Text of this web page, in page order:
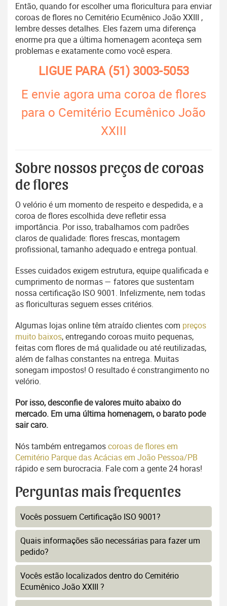
Então, quando for escolher uma floricultura para enviar
coroas de flores no Cemitério Ecumênico João XXIII ,
lembre desses detalhes. Eles fazem uma diferença
enorme pra que a última homenagem aconteça sem
problemas e exatamente como você espera.
LIGUE PARA(51) 3003-5053
E envie agora uma coroa de flores
para o Cemitério Ecumênico João
XXIII
Sobre nossos preços de coroas
de flores
O velório é um momento de respeito e despedida, e a
coroa de flores escolhida deve refletir essa
importância. Por isso, trabalhamos com padrões
claros de qualidade: flores frescas, montagem
profissional, tamanho adequado e entrega pontual.
Esses cuidados exigem estrutura, equipe qualificada e
cumprimento de normas — fatores que sustentam
nossa certificação ISO 9001. Infelizmente, nem todas
as floriculturas seguem esses critérios.
Algumas lojas online têm atraído clientes com preços
muito baixos, entregando coroas muito pequenas,
feitas com flores de má qualidade ou até reutilizadas,
além de falhas constantes na entrega. Muitas
sonegam impostos! O resultado é constrangimento no
velório.
Por isso, desconfie de valores muito abaixo do
mercado. Em uma última homenagem, o barato pode
sair caro.
Nós também entregamoscoroas de flores em
Cemitério Parque das Acácias em João Pessoa/PB
rápido e sem burocracia. Fale com a gente 24 horas!
Perguntas mais frequentes
Vocês possuem Certificação ISO 9001?
Quais informações são necessárias para fazer um
pedido?
Vocês estão localizados dentro do Cemitério
Ecumênico João XXIII ?